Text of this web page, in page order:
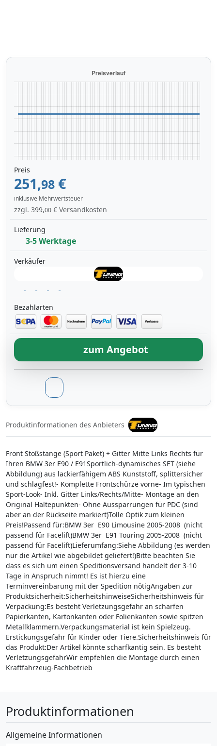
Preis
251,98 €
inklusive Mehrwertsteuer
zzgl. 399,00 € Versandkosten
Lieferung
3-5 Werktage
Verkäufer
Bezahlarten
zum Angebot
Produktinformationen des Anbieters
Front Stoßstange (Sport Paket) + Gitter Mitte Links Rechts für
Ihren BMW 3er E90 / E91Sportlich-dynamisches SET (siehe
Abbildung) aus lackierfähigem ABS Kunststoff, splittersicher
und schlagfest!- Komplette Frontschürze vorne- Im typischen
Sport-Look- Inkl. Gitter Links/Rechts/Mitte- Montage an den
Original Haltepunkten- Ohne Aussparrungen für PDC (sind
aber an der Rückseite markiert)Tolle Optik zum kleinen
Preis!Passend für:BMW 3er E90 Limousine 2005-2008 (nicht
passend für Facelift)BMW 3er E91 Touring 2005-2008 (nicht
passend für Facelift)Lieferumfang:Siehe Abbildung (es werden
nur die Artikel wie abgebildet geliefert!)Bitte beachten Sie
dass es sich um einen Speditionsversand handelt der 3-10
Tage in Anspruch nimmt! Es ist hierzu eine
Terminvereinbarung mit der Spedition nötigAngaben zur
Produktsicherheit:SicherheitshinweiseSicherheitshinweis für
Verpackung:Es besteht Verletzungsgefahr an scharfen
Papierkanten, Kartonkanten oder Folienkanten sowie spitzen
Metallklammern.Verpackungsmaterial ist kein Spielzeug.
Erstickungsgefahr für Kinder oder Tiere.Sicherheitshinweis für
das Produkt:Der Artikel könnte scharfkantig sein. Es besteht
VerletzungsgefahrWir empfehlen die Montage durch einen
Kraftfahrzeug-Fachbetrieb
Produktinformationen
Allgemeine Informationen